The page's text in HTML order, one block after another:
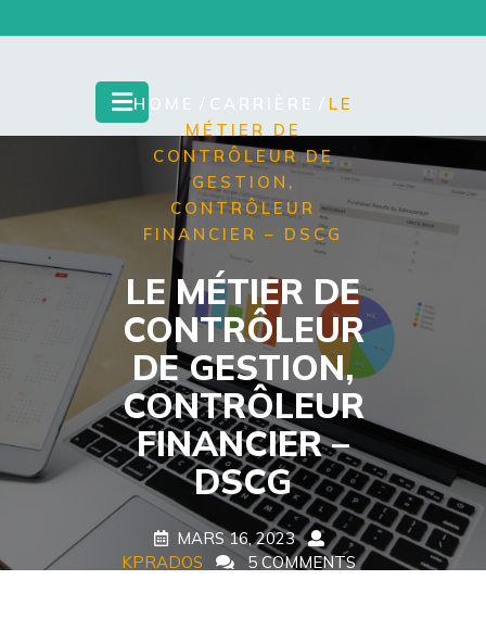
to
HOME / CARRIÈRE / LE
MÉTIER DE
CONTRÔLEUR DE
GESTION,
CONTRÔLEUR
FINANCIER – DSCG
LE MÉTIER DE
CONTRÔLEUR
DE GESTION,
CONTRÔLEUR
FINANCIER –
DSCG
MARS 16, 2023
KPRADOS
5 COMMENTS